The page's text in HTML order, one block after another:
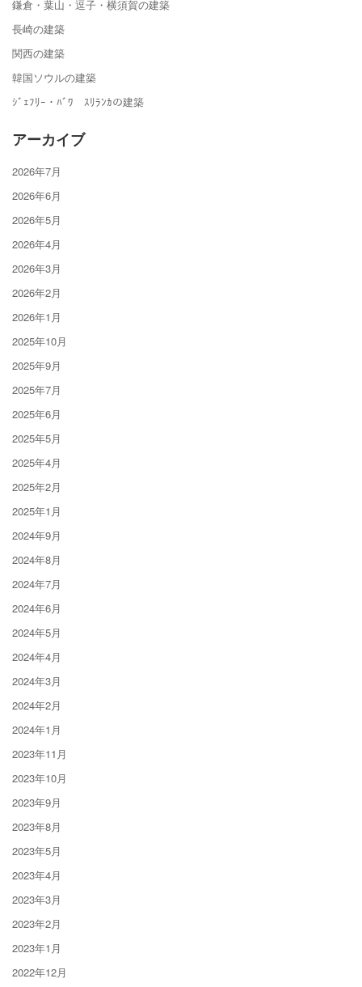
鎌倉・葉山・逗子・横須賀の建築
長崎の建築
関西の建築
韓国ソウルの建築
ｼﾞｪﾌﾘｰ・ﾊﾞﾜ ｽﾘﾗﾝｶの建築
アーカイブ
2026年7月
2026年6月
2026年5月
2026年4月
2026年3月
2026年2月
2026年1月
2025年10月
2025年9月
2025年7月
2025年6月
2025年5月
2025年4月
2025年2月
2025年1月
2024年9月
2024年8月
2024年7月
2024年6月
2024年5月
2024年4月
2024年3月
2024年2月
2024年1月
2023年11月
2023年10月
2023年9月
2023年8月
2023年5月
2023年4月
2023年3月
2023年2月
2023年1月
2022年12月